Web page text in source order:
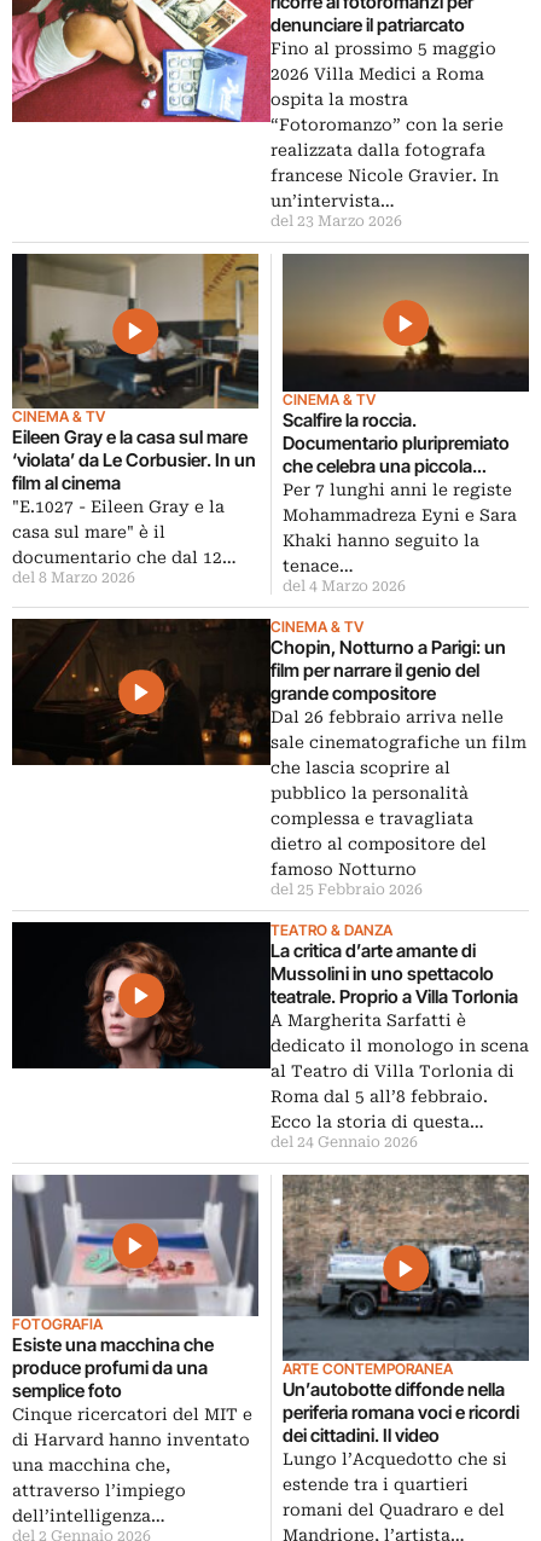
denunciare il patriarcato
Fino al prossimo 5 maggio
2026 Villa Medici a Roma
ospita la mostra
“Fotoromanzo” con la serie
realizzata dalla fotografa
francese Nicole Gravier. In
un’intervista…
del 23 Marzo 2026
CINEMA & TV
Eileen Gray e la casa sul mare
‘violata’ da Le Corbusier. In un
film al cinema
"E.1027 - Eileen Gray e la
casa sul mare" è il
documentario che dal 12…
del 8 Marzo 2026
CINEMA & TV
Scalfire la roccia.
Documentario pluripremiato
che celebra una piccola
grande donna iraniana
Per 7 lunghi anni le registe
Mohammadreza Eyni e Sara
Khaki hanno seguito la
tenace…
del 4 Marzo 2026
CINEMA & TV
Chopin, Notturno a Parigi: un
film per narrare il genio del
grande compositore
Dal 26 febbraio arriva nelle
sale cinematografiche un film
che lascia scoprire al
pubblico la personalità
complessa e travagliata
dietro al compositore del
famoso Notturno
del 25 Febbraio 2026
TEATRO & DANZA
La critica d’arte amante di
Mussolini in uno spettacolo
teatrale. Proprio a Villa Torlonia
A Margherita Sarfatti è
dedicato il monologo in scena
al Teatro di Villa Torlonia di
Roma dal 5 all’8 febbraio.
Ecco la storia di questa…
del 24 Gennaio 2026
FOTOGRAFIA
Esiste una macchina che
produce profumi da una
semplice foto
Cinque ricercatori del MIT e
di Harvard hanno inventato
una macchina che,
attraverso l’impiego
dell’intelligenza…
del 2 Gennaio 2026
ARTE CONTEMPORANEA
Un’autobotte diffonde nella
periferia romana voci e ricordi
dei cittadini. Il video
Lungo l’Acquedotto che si
estende tra i quartieri
romani del Quadraro e del
Mandrione, l’artista…